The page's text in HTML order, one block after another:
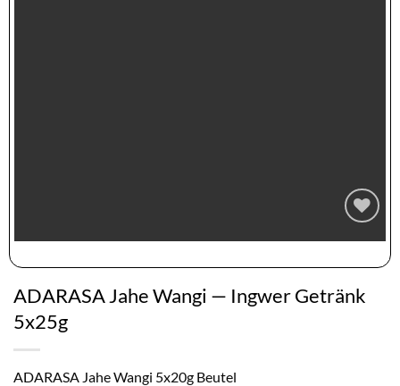
Zur
hinzufügen
ADARASA Jahe Wangi — Ingwer Getränk
5x25g
ADARASA Jahe Wangi 5x20g Beutel